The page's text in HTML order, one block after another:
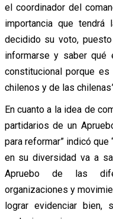
el coordinador del
importancia que tendrá
decidido su voto,
informarse y saber
constitucional porque
chilenos y de las
En cuanto a la idea de
partidarios de un
para reformar” indicó que
en su diversidad va a
Apruebo de las
organizaciones y
lograr evidenciar bien,